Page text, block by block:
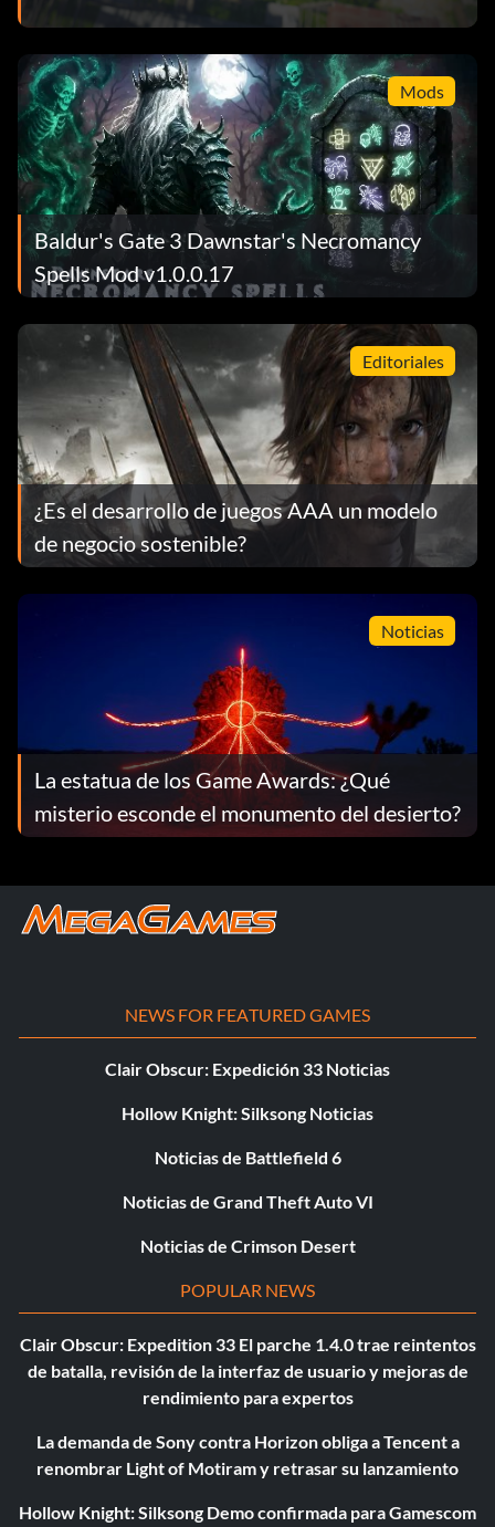
Mods
Baldur's Gate 3 Dawnstar's Necromancy
Spells Mod v1.0.0.17
Editoriales
¿Es el desarrollo de juegos AAA un modelo
de negocio sostenible?
Noticias
La estatua de los Game Awards: ¿Qué
misterio esconde el monumento del desierto?
NEWS FOR FEATURED GAMES
Clair Obscur: Expedición 33 Noticias
Hollow Knight: Silksong Noticias
Noticias de Battlefield 6
Noticias de Grand Theft Auto VI
Noticias de Crimson Desert
POPULAR NEWS
Clair Obscur: Expedition 33 El parche 1.4.0 trae reintentos
de batalla, revisión de la interfaz de usuario y mejoras de
rendimiento para expertos
La demanda de Sony contra Horizon obliga a Tencent a
renombrar Light of Motiram y retrasar su lanzamiento
Hollow Knight: Silksong Demo confirmada para Gamescom